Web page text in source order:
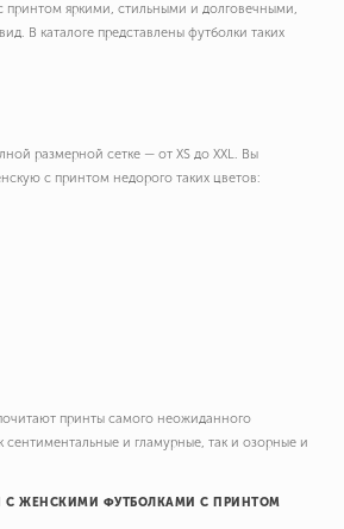
принтом яркими, стильными и долговечными,
В каталоге представлены футболки таких
размерной сетке — от XS до XXL. Вы
с принтом недорого таких цветов:
принты самого неожиданного
сентиментальные и гламурные, так и озорные и
С ЖЕНСКИМИ ФУТБОЛКАМИ С ПРИНТОМ